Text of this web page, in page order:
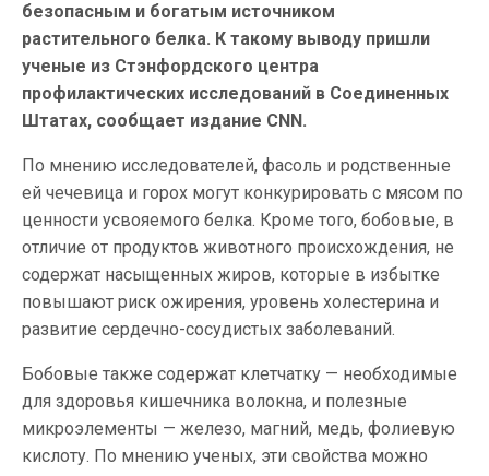
безопасным и богатым источником
растительного белка. К такому выводу пришли
ученые из Стэнфордского центра
профилактических исследований в Соединенных
Штатах, сообщает издание CNN.
По мнению исследователей, фасоль и родственные
ей чечевица и горох могут конкурировать с мясом по
ценности усвояемого белка. Кроме того, бобовые, в
отличие от продуктов животного происхождения, не
содержат насыщенных жиров, которые в избытке
повышают риск ожирения, уровень холестерина и
развитие сердечно-сосудистых заболеваний.
Бобовые также содержат клетчатку — необходимые
для здоровья кишечника волокна, и полезные
микроэлементы — железо, магний, медь, фолиевую
кислоту. По мнению ученых, эти свойства можно